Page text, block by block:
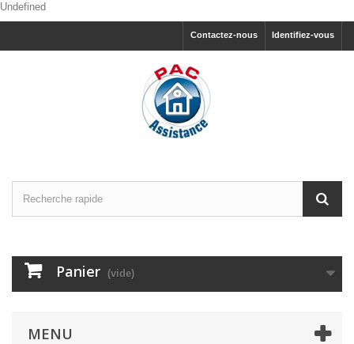
Undefined
Identifiez-vous
Contactez-nous
Panier (vide)
MENU